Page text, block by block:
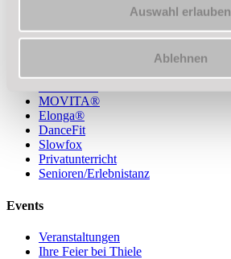
Auswahl erlauben
Ablehnen
Erwachsene/Paare
Jugendliche
MOVITA®
Elonga®
DanceFit
Slowfox
Privatunterricht
Senioren/Erlebnistanz
Events
Veranstaltungen
Ihre Feier bei Thiele